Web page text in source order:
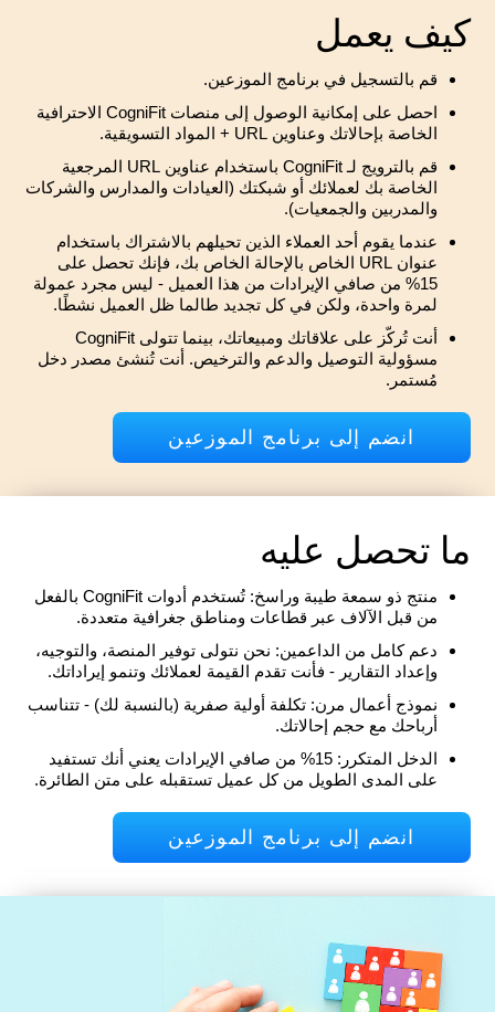
كيف يعمل
قم بالتسجيل في برنامج الموزعين.
احصل على إمكانية الوصول إلى منصات CogniFit الاحترافية
الخاصة بإحالاتك وعناوين URL + المواد التسويقية.
قم بالترويج لـ CogniFit باستخدام عناوين URL المرجعية
الخاصة بك لعملائك أو شبكتك (العيادات والمدارس والشركات
والمدربين والجمعيات).
عندما يقوم أحد العملاء الذين تحيلهم بالاشتراك باستخدام
عنوان URL الخاص بالإحالة الخاص بك، فإنك تحصل على
15% من صافي الإيرادات من هذا العميل - ليس مجرد عمولة
لمرة واحدة، ولكن في كل تجديد طالما ظل العميل نشطًا.
أنت تُركّز على علاقاتك ومبيعاتك، بينما تتولى CogniFit
مسؤولية التوصيل والدعم والترخيص. أنت تُنشئ مصدر دخل
مُستمر.
انضم إلى برنامج الموزعين
ما تحصل عليه
منتج ذو سمعة طيبة وراسخ: تُستخدم أدوات CogniFit بالفعل
من قبل الآلاف عبر قطاعات ومناطق جغرافية متعددة.
دعم كامل من الداعمين: نحن نتولى توفير المنصة، والتوجيه،
وإعداد التقارير - فأنت تقدم القيمة لعملائك وتنمو إيراداتك.
نموذج أعمال مرن: تكلفة أولية صفرية (بالنسبة لك) - تتناسب
أرباحك مع حجم إحالاتك.
الدخل المتكرر: 15% من صافي الإيرادات يعني أنك تستفيد
على المدى الطويل من كل عميل تستقبله على متن الطائرة.
انضم إلى برنامج الموزعين